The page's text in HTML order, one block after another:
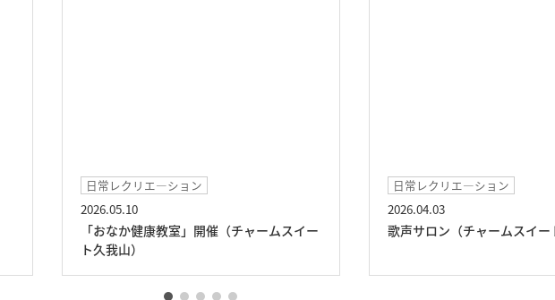
日常レクリエ―ション
「おなか健康教室」開催（チャームスイー
日常レクリエ―ション
歌声サロン（チャームスイート久我山）